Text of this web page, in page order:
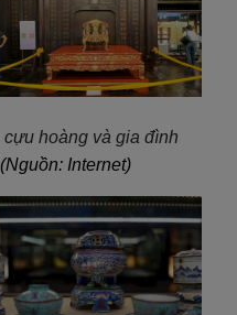
hoàng và gia đình
(Nguồn: Internet)